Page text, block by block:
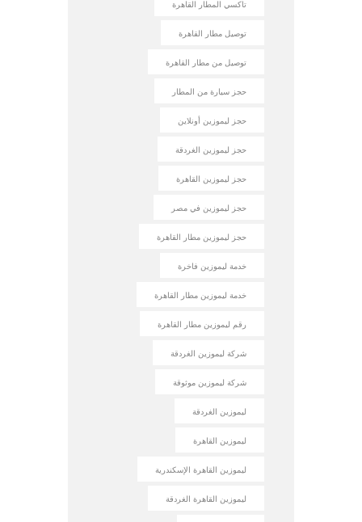
تاكسي المطار القاهرة
توصيل مطار القاهرة
توصيل من مطار القاهرة
حجز سيارة من المطار
حجز ليموزين أونلاين
حجز ليموزين الغردقة
حجز ليموزين القاهرة
حجز ليموزين في مصر
حجز ليموزين مطار القاهرة
خدمة ليموزين فاخرة
خدمة ليموزين مطار القاهرة
رقم ليموزين مطار القاهرة
شركة ليموزين الغردقة
شركة ليموزين موثوقة
ليموزين الغردقة
ليموزين القاهرة
ليموزين القاهرة الإسكندرية
ليموزين القاهرة الغردقة